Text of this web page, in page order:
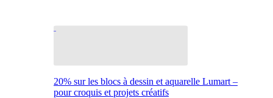
20% sur les blocs à dessin et aquarelle Lumart –
pour croquis et projets créatifs